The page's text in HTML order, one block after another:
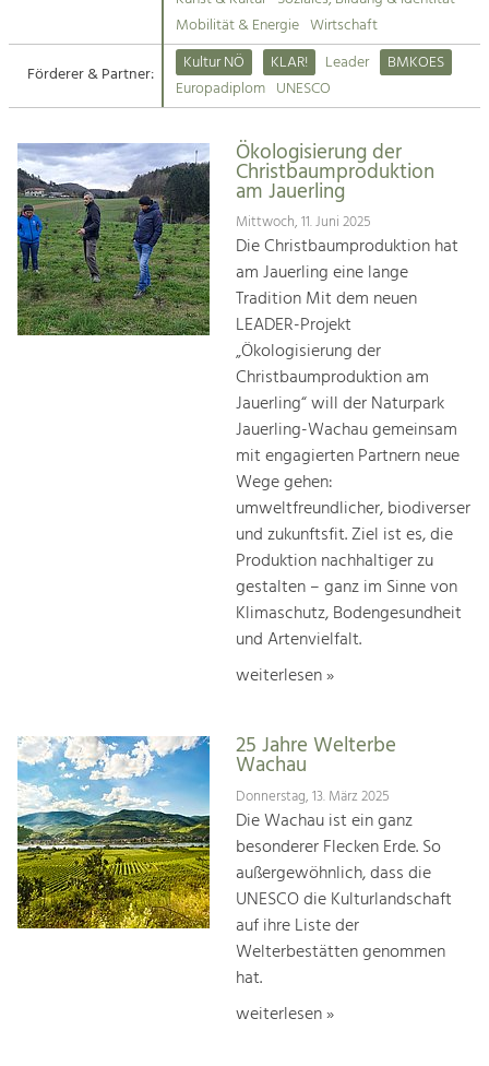
Suche
Impressum
Kontakt
Tourismus
Angebotsentwicklung und
Kunst & Kultur
Handwerk, Wissenschaft und Forschung.
Soziales, Bildung &
Identität
Gleichberechtigung, Jugend und
Integration
Mobilität & Energie
Klimawandel, öffentlicher Verkehr und
Steigerung regionaler Wertschöpfung
Mobilität & Energie Wirtschaft
Förderer & Partner:
Kultur NÖ KLAR! Leader
BMKOES
Europadiplom UNESCO
Ökologisierung der
Christbaumproduktion
am Jauerling
Mittwoch, 11. Juni 2025
Die Christbaumproduktion hat
am Jauerling eine lange
Tradition Mit dem neuen
LEADER-Projekt
„Ökologisierung der
Christbaumproduktion am
Jauerling“ will der Naturpark
Jauerling-Wachau gemeinsam
mit engagierten Partnern neue
Wege gehen:
umweltfreundlicher, biodiverser
und zukunftsfit. Ziel ist es, die
Produktion nachhaltiger zu
gestalten – ganz im Sinne von
Klimaschutz, Bodengesundheit
und Artenvielfalt.
weiterlesen »
25 Jahre Welterbe
Wachau
Donnerstag, 13. März 2025
Die Wachau ist ein ganz
besonderer Flecken Erde. So
außergewöhnlich, dass die
UNESCO die Kulturlandschaft
auf ihre Liste der
Welterbestätten genommen
hat.
weiterlesen »